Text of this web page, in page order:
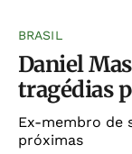
BRASIL
Daniel
tragédias
Ex-membro de
próximas